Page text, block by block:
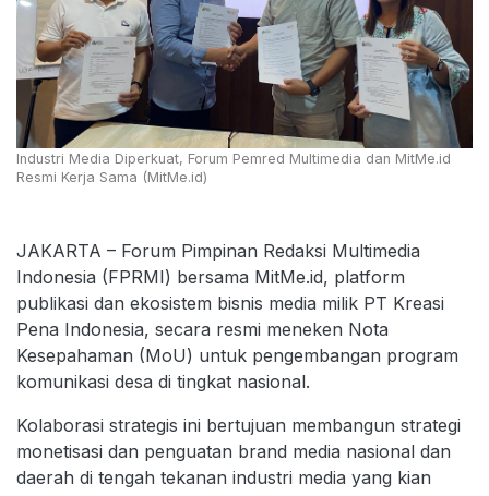
Industri Media Diperkuat, Forum Pemred Multimedia dan MitMe.id
Resmi Kerja Sama (MitMe.id)
JAKARTA – Forum Pimpinan Redaksi Multimedia
Indonesia (FPRMI) bersama MitMe.id, platform
publikasi dan ekosistem bisnis media milik PT Kreasi
Pena Indonesia, secara resmi meneken Nota
Kesepahaman (MoU) untuk pengembangan program
komunikasi desa di tingkat nasional.
Kolaborasi strategis ini bertujuan membangun strategi
monetisasi dan penguatan brand media nasional dan
daerah di tengah tekanan industri media yang kian